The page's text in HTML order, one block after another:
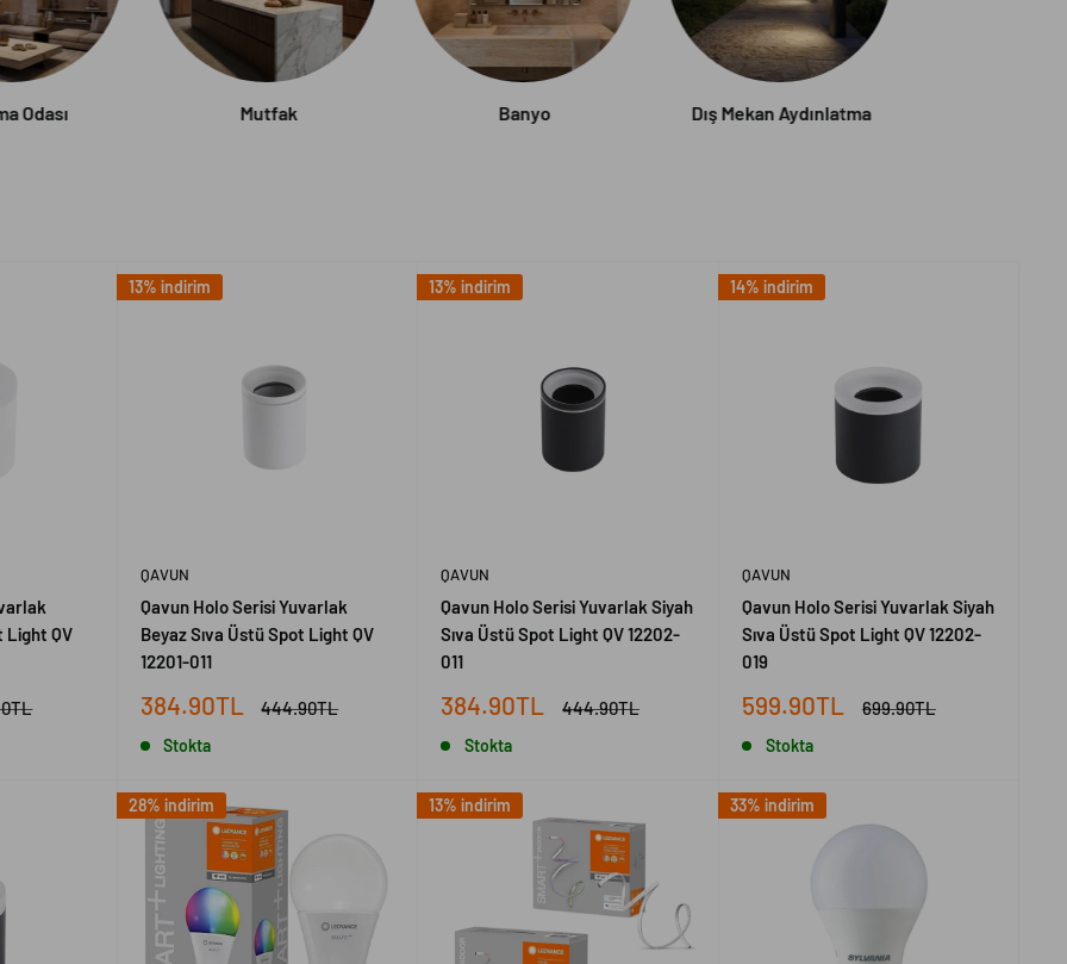
Odası Mutfak Banyo Dış Mekan Aydınlatma
Light QV
13% indirim
QAVUN
Qavun Holo Serisi Yuvarlak
Beyaz Sıva Üstü Spot Light QV
12201-011
İndirimli
384.90TL
Normal
444.90TL
Stokta
13% indirim
QAVUN
Qavun Holo Serisi Yuvarlak Siyah
Sıva Üstü Spot Light QV 12202-
011
İndirimli
384.90TL
Normal
444.90TL
Stokta
14% indirim
QAVUN
Qavun Holo Serisi Yuvarlak Siyah
Sıva Üstü Spot Light QV 12202-
019
İndirimli
599.90TL
Normal
699.90TL
Stokta
28% indirim 13% indirim 33% indirim